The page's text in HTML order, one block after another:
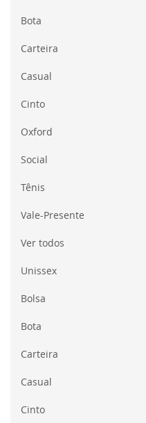
Bota
Carteira
Casual
Cinto
Oxford
Social
Tênis
Vale-Presente
Ver todos
Unissex
Bolsa
Bota
Carteira
Casual
Cinto